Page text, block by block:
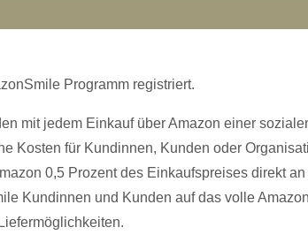
Programm registriert.
mit jedem Einkauf über Amazon einer
Kosten für Kundinnen, Kunden oder
0,5 Prozent des Einkaufspreises direkt
Kundinnen und Kunden auf das volle Amazon